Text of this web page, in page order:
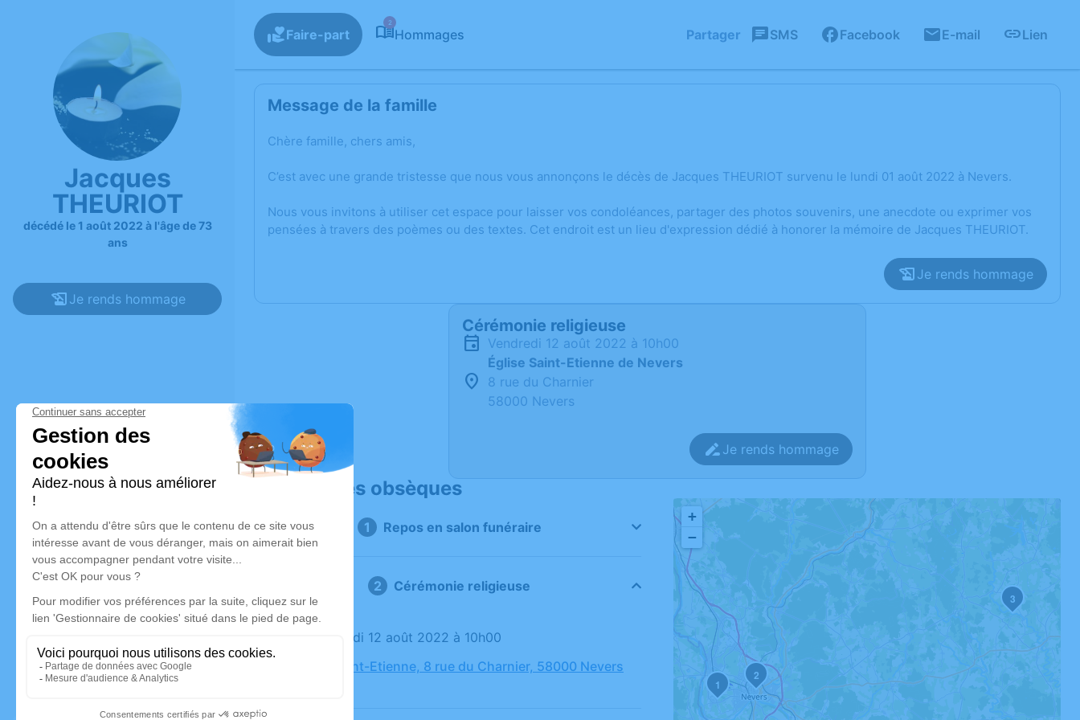
Jacques
THEURIOT
décédé le 1 août 2022 à l'âge de 73
ans
Je rends hommage
Faire-part
2
Hommages Partager SMS Facebook E-mail Lien
Message de la famille
Chère famille, chers amis,
C’est avec une grande tristesse que nous vous annonçons le décès de Jacques THEURIOT survenu le lundi 01 août 2022 à Nevers.
Nous vous invitons à utiliser cet espace pour laisser vos condoléances, partager des photos souvenirs, une anecdote ou exprimer vos
pensées à travers des poèmes ou des textes. Cet endroit est un lieu d'expression dédié à honorer la mémoire de Jacques THEURIOT.
Je rends hommage
Cérémonie religieuse
vendredi 12 août 2022 à 10h00
Église Saint-Etienne de Nevers
8 rue du Charnier
58000 Nevers
Je rends hommage
Déroulé des obsèques
Repos en salon funéraire
Cérémonie religieuse
Le vendredi 12 août 2022 à 10h00
Église Saint-Etienne, 8 rue du Charnier, 58000 Nevers
1
2
3
+
−